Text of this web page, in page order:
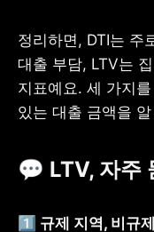
정리하면, DTI는 주
대출 부담, LTV는
지표예요. 세 가지
있는 대출 금액을
💬 LTV, 자주